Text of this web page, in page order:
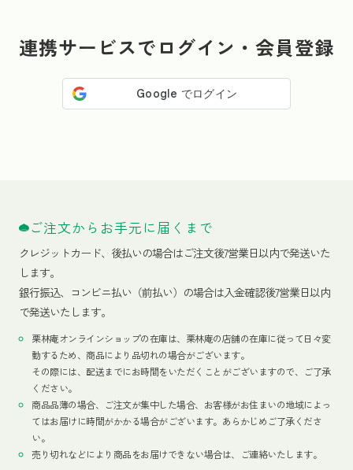
連携サービスでログイン・会員登録
ご注文からお手元に届くまで
クレジットカード、 後払いの場合はご注文後7営業日以内で発送いた
します。
銀行振込、コンビニ払い（前払い）の場合は入金確認後7営業日以内
で発送いたします。
栗林庵オンラインショップの在庫は、栗林庵の店舗の在庫に従って日々変
動するため、商品により品切れの場合がございます。
その際には、配送までにお時間をいただくことがございますので、ご了承
ください。
商品品薄の場合、ご注文が集中した場合、お客様がお住まいの地域によっ
てはお届けに時間がかかる場合がございます。あらかじめご了承くださ
い。
売り切れなどにより商品をお届けできない場合は、ご連絡いたします。